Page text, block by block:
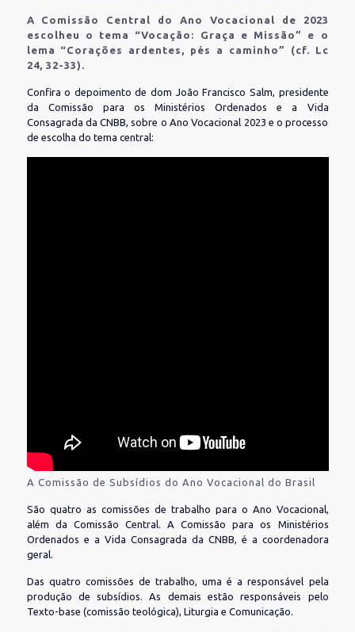
A Comissão Central do Ano Vocacional de 2023
escolheu o tema “Vocação: Graça e Missão” e o
lema “Corações ardentes, pés a caminho” (cf. Lc
24, 32-33).
Confira o depoimento de dom João Francisco Salm, presidente
da Comissão para os Ministérios Ordenados e a Vida
Consagrada da CNBB, sobre o Ano Vocacional 2023 e o processo
de escolha do tema central:
A Comissão de Subsídios do Ano Vocacional do Brasil
São quatro as comissões de trabalho para o Ano Vocacional,
além da Comissão Central. A Comissão para os Ministérios
Ordenados e a Vida Consagrada da CNBB, é a coordenadora
geral.
Das quatro comissões de trabalho, uma é a responsável pela
produção de subsídios. As demais estão responsáveis pelo
Texto-base (comissão teológica), Liturgia e Comunicação.